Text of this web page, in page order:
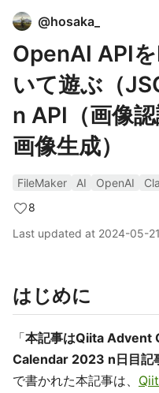
@hosaka_
OpenAI API
いて遊ぶ（
n API（画像
画像生成）
FileMaker AI OpenAI
8
Last updated at 2024-05-21
はじめに
「本記事はQiita Advent
Calendar 2023 n日目記
で書かれた本記事は、